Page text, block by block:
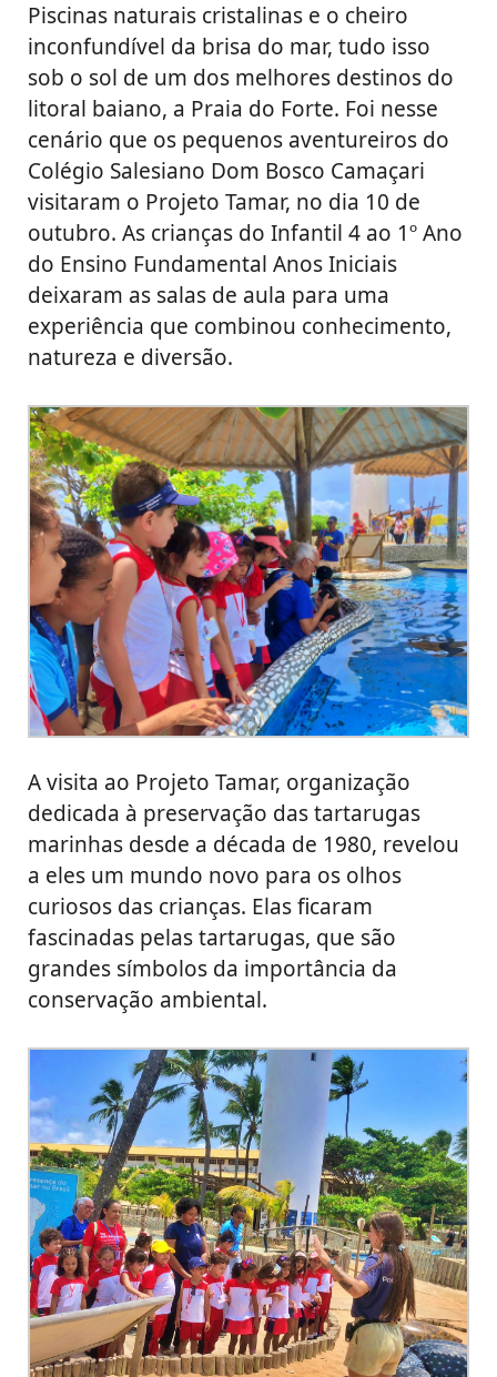
Piscinas naturais cristalinas e o cheiro
inconfundível da brisa do mar, tudo isso
sob o sol de um dos melhores destinos do
litoral baiano, a Praia do Forte. Foi nesse
cenário que os pequenos aventureiros do
Colégio Salesiano Dom Bosco Camaçari
visitaram o Projeto Tamar, no dia 10 de
outubro. As crianças do Infantil 4 ao 1º Ano
do Ensino Fundamental Anos Iniciais
deixaram as salas de aula para uma
experiência que combinou conhecimento,
natureza e diversão.
A visita ao Projeto Tamar, organização
dedicada à preservação das tartarugas
marinhas desde a década de 1980, revelou
a eles um mundo novo para os olhos
curiosos das crianças. Elas ficaram
fascinadas pelas tartarugas, que são
grandes símbolos da importância da
conservação ambiental.